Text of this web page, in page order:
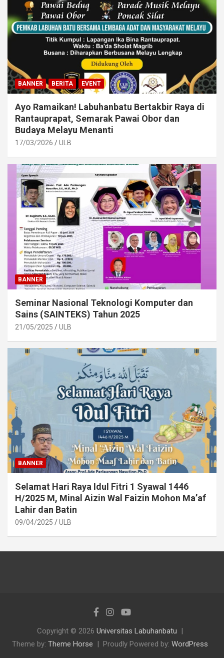
BANNER BERITA EVENT
Ayo Ramaikan! Labuhanbatu Bertakbir Raya di
Rantauprapat, Semarak Pawai Obor dan
Budaya Melayu Menanti
17/03/2026 ULB
BANNER
Seminar Nasional Teknologi Komputer dan
Sains (SAINTEKS) Tahun 2025
21/05/2025 ULB
BANNER
Selamat Hari Raya Idul Fitri 1 Syawal 1446
H/2025 M, Minal Aizin Wal Faizin Mohon Ma’af
Lahir dan Batin
09/04/2025 ULB
Copyright © 2026 Universitas Labuhanbatu
Theme by: Theme Horse Proudly Powered by: WordPress